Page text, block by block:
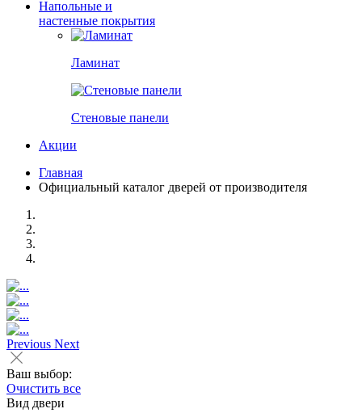
Напольные и
настенные покрытия
Ламинат
Стеновые панели
Акции
Главная
Официальный каталог дверей от производителя
Previous Next
Ваш выбор:
Очистить все
Вид двери